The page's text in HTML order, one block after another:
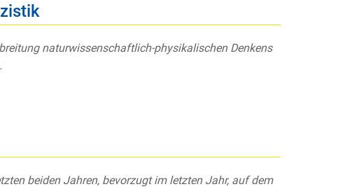
naturwissenschaftlich-physikalischen Denkens
beiden Jahren, bevorzugt im letzten Jahr, auf dem